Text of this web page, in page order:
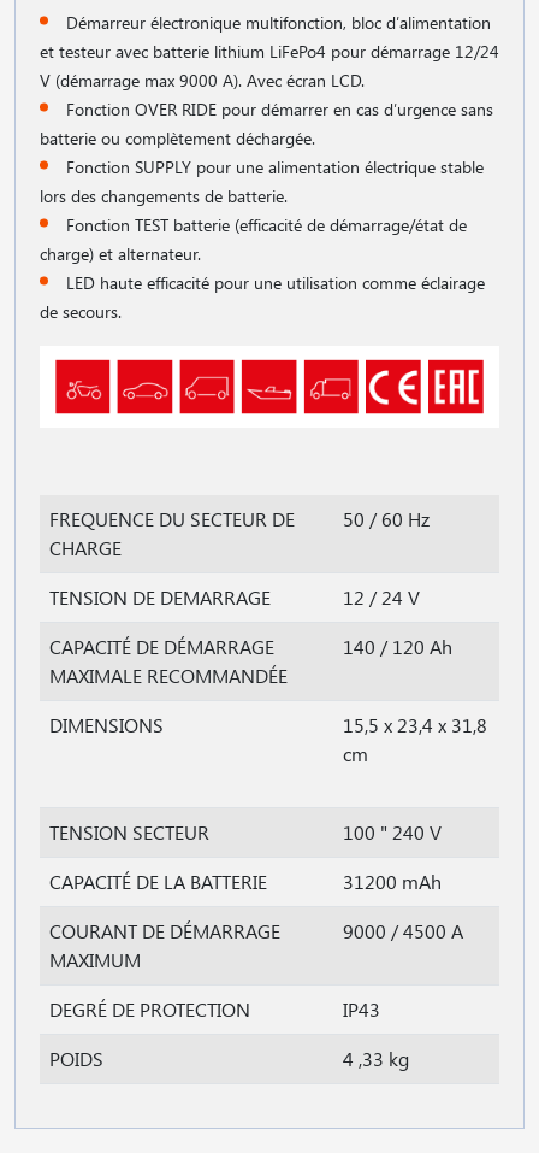
Démarreur électronique multifonction, bloc d′alimentation
et testeur avec batterie lithium LiFePo4 pour démarrage 12/24
V (démarrage max 9000 A). Avec écran LCD.
Fonction OVER RIDE pour démarrer en cas d′urgence sans
batterie ou complètement déchargée.
Fonction SUPPLY pour une alimentation électrique stable
lors des changements de batterie.
Fonction TEST batterie (efficacité de démarrage/état de
charge) et alternateur.
LED haute efficacité pour une utilisation comme éclairage
de secours.
FREQUENCE DU SECTEUR DE
CHARGE
50 / 60 Hz
TENSION DE DEMARRAGE
12 / 24 V
CAPACITÉ DE DÉMARRAGE
MAXIMALE RECOMMANDÉE
140 / 120 Ah
DIMENSIONS
15,5 x 23,4 x 31,8
cm
TENSION SECTEUR
100 " 240 V
CAPACITÉ DE LA BATTERIE
31200 mAh
COURANT DE DÉMARRAGE
MAXIMUM
9000 / 4500 A
DEGRÉ DE PROTECTION
IP43
POIDS
4 ,33 kg